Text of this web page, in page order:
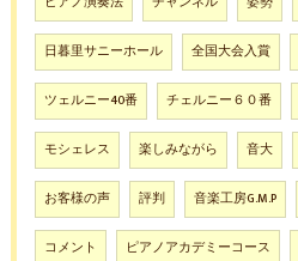
日暮里サニーホール 全国大会入賞
ツェルニー40番 チェルニー６０番
モシェレス 楽しみながら 音大
お客様の声 評判 音楽工房G.M.P
コメント ピアノアカデミーコース